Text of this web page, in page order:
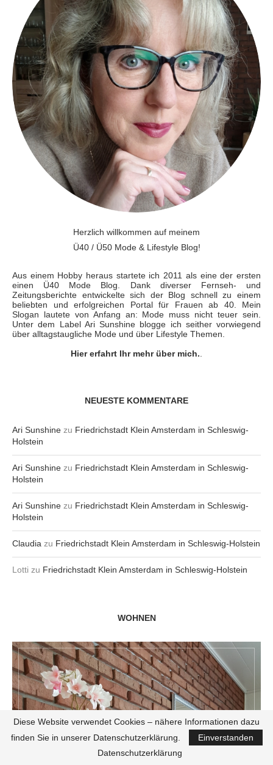
Herzlich willkommen auf meinem
Ü40 / Ü50 Mode & Lifestyle Blog!
Aus einem Hobby heraus startete ich 2011 als eine der ersten
einen Ü40 Mode Blog. Dank diverser Fernseh- und
Zeitungsberichte entwickelte sich der Blog schnell zu einem
beliebten und erfolgreichen Portal für Frauen ab 40. Mein
Slogan lautete von Anfang an: Mode muss nicht teuer sein.
Unter dem Label Ari Sunshine blogge ich seither vorwiegend
über alltagstaugliche Mode und über Lifestyle Themen.
Hier erfahrt Ihr mehr über mich.
NEUESTE KOMMENTARE
Ari Sunshine zu Friedrichstadt Klein Amsterdam in Schleswig-
Holstein
Ari Sunshine zu Friedrichstadt Klein Amsterdam in Schleswig-
Holstein
Ari Sunshine zu Friedrichstadt Klein Amsterdam in Schleswig-
Holstein
Claudia zu Friedrichstadt Klein Amsterdam in Schleswig-Holstein
Lotti zu Friedrichstadt Klein Amsterdam in Schleswig-Holstein
WOHNEN
Diese Website verwendet Cookies – nähere Informationen dazu
finden Sie in unserer Datenschutzerklärung.
Einverstanden
Datenschutzerklärung